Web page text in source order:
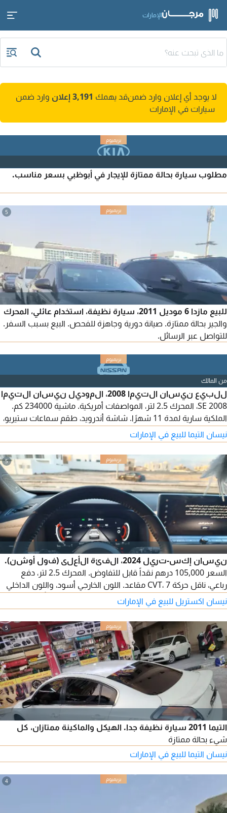
الإمارات
لا يوجد أي إعلان وارد ضمنقد يهمك 3,191 إعلان
وارد ضمن
سيارات في الإمارات
مطلوب سيارة بحالة ممتازة للإيجار في أبوظبي بسعر مناسب.
5
للبيع مازدا 6 موديل 2011، سيارة نظيفة، استخدام عائلي، المحرك
والجير بحالة ممتازة. صيانة دورية وجاهزة للفحص. البيع بسبب السفر.
للتواصل عبر الرسائل.
من المالك
للبيع نيسان التيما 2008، الموديل نيسان التيما
SE 2008، المحرك 2.5 لتر، المواصفات أمريكية. ماشية 234000 كم.
الملكية سارية لمدة 11 شهرًا. شاشة أندرويد، طقم سماعات ستيريو،
كاميرا خلفية، وبصمة فتح. بحالة جيدة ومناسبة للاستخدام اليومي.
السعر 5000.
نيسان التيما للبيع في الإمارات
5
نيسان إكس-تريل 2024، الفئة الأعلى (فول أوشن).
السعر 105,000 درهم نقداً قابل للتفاوض. المحرك 2.5 لتر، دفع
رباعي، ناقل حركة CVT، 7 مقاعد. اللون الخارجي أسود، واللون الداخلي
بطبقة سيراميكية، مع تظليل كامل من الوكالة. لا تزال تحت ضمان
نيسان وخدمة الصيانة الدورية، ولا تحتاج إلى أي مصاريف إضافية.
نيسان اكستريل للبيع في الإمارات
5
التيما 2011 سيارة نظيفة جدا. الهيكل والماكينة ممتازان، كل
شيء بحالة ممتازة
نيسان التيما للبيع في الإمارات
4